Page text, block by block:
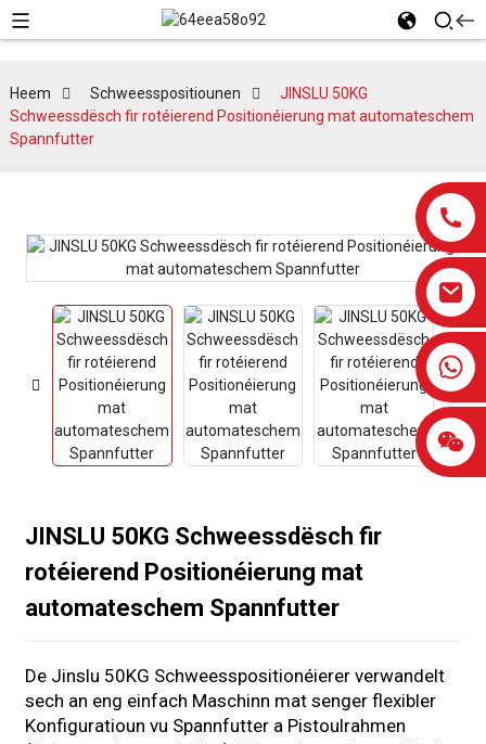
0086-13959638906
Heem Schweesspositiounen
JINSLU 50KG
Schweessdësch fir rotéierend Positionéierung mat automateschem
Spannfutter
JINSLU 50KG Schweessdësch fir
rotéierend Positionéierung mat
automateschem Spannfutter
De Jinslu 50KG Schweesspositionéierer verwandelt
sech an eng einfach Maschinn mat senger flexibler
Konfiguratioun vu Spannfutter a Pistoulrahmen